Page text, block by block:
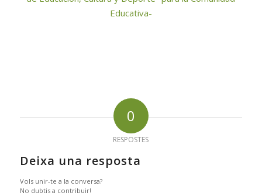
Educativa-
0
RESPOSTES
Deixa una resposta
Vols unir-te a la conversa?
No dubtis a contribuir!